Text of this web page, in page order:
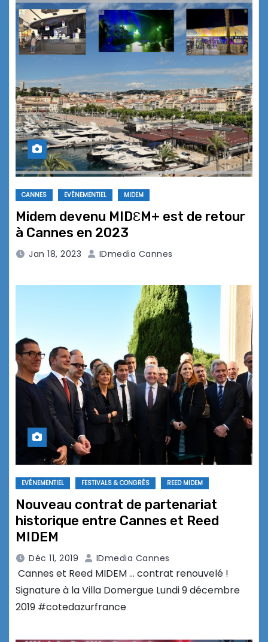
CANNES EVÉNEMENTIEL MIDEM
Midem devenu MIDƐM+ est de retour
à Cannes en 2023
Jan 18, 2023 IDmedia Cannes
EVÉNEMENTIEL FESTIVALS & CONGRÈS REED MIDEM
Nouveau contrat de partenariat
historique entre Cannes et Reed
MIDEM
Déc 11, 2019 IDmedia Cannes
Cannes et Reed MIDEM … contrat renouvelé !
Signature à la Villa Domergue Lundi 9 décembre
2019 #cotedazurfrance